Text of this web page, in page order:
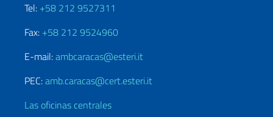
Tel: +58 212 9527311
Fax: +58 212 9524960
E-mail:ambcaracas@esteri.it
PEC:amb.caracas@cert.esteri.it
Las oficinas centrales